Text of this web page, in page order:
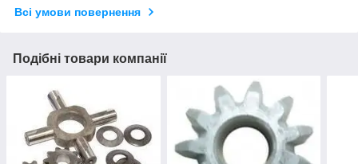
Всі умови повернення
Подібні товари компанії